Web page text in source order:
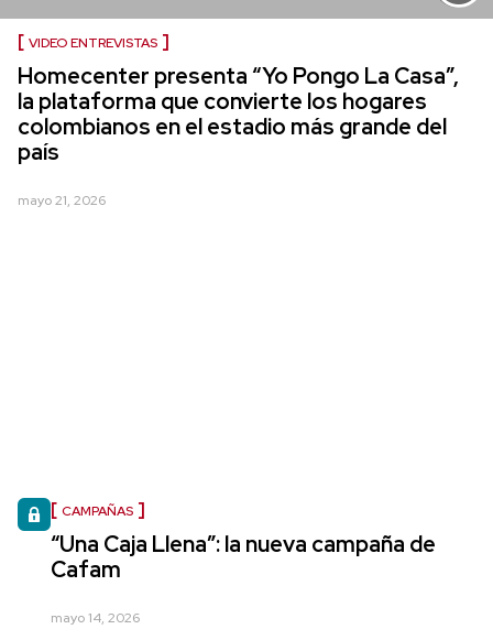
VIDEO ENTREVISTAS
Homecenter presenta “Yo Pongo La Casa”,
la plataforma que convierte los hogares
colombianos en el estadio más grande del
país
mayo 21, 2026
CAMPAÑAS
“Una Caja Llena”: la nueva campaña de
Cafam
mayo 14, 2026